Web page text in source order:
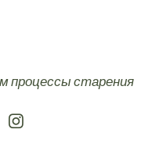
процессы старения